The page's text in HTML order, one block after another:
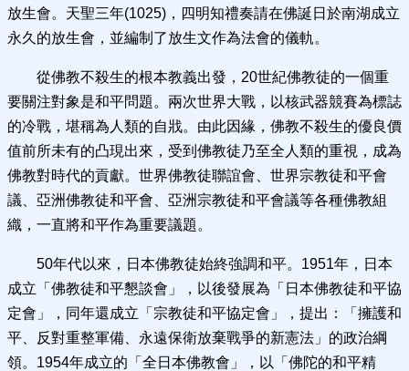
放生會。天聖三年(1025)，四明知禮奏請在佛誕日於南湖成立
永久的放生會，並編制了放生文作為法會的儀軌。
從佛教不殺生的根本教義出發，20世紀佛教徒的一個重
要關注對象是和平問題。兩次世界大戰，以核武器競賽為標誌
的冷戰，堪稱為人類的自戕。由此因緣，佛教不殺生的優良價
值前所未有的凸現出來，受到佛教徒乃至全人類的重視，成為
佛教對時代的貢獻。世界佛教徒聯誼會、世界宗教徒和平會
議、亞洲佛教徒和平會、亞洲宗教徒和平會議等各種佛教組
織，一直將和平作為重要議題。
50年代以來，日本佛教徒始終強調和平。1951年，日本
成立「佛教徒和平懇談會」，以後發展為「日本佛教徒和平協
定會」，同年還成立「宗教徒和平協定會」，提出：「擁護和
平、反對重整軍備、永遠保衛放棄戰爭的新憲法」的政治綱
領。1954年成立的「全日本佛教會」，以「佛陀的和平精